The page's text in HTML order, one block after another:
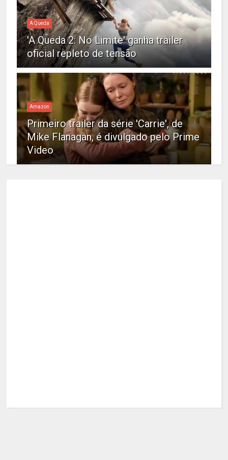
A Queda
'A Queda 2: No Limite' ganha trailer
oficial repleto de tensão
Amazon
Primeiro trailer da série 'Carrie', de
Mike Flanagan, é divulgado pelo Prime
Video